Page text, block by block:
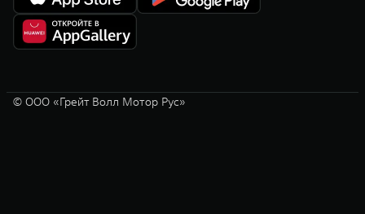
© ООО «Грейт Волл Мотор Рус»